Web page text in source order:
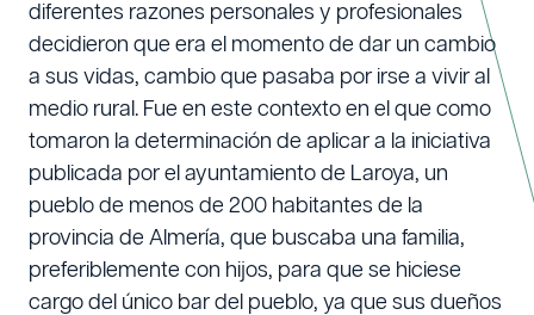
diferentes razones personales y profesionales
decidieron que era el momento de dar un cambio
a sus vidas, cambio que pasaba por irse a vivir al
medio rural. Fue en este contexto en el que como
tomaron la determinación de aplicar a la iniciativa
publicada por el ayuntamiento de Laroya, un
pueblo de menos de 200 habitantes de la
provincia de Almería, que buscaba una familia,
preferiblemente con hijos, para que se hiciese
cargo del único bar del pueblo, ya que sus dueños